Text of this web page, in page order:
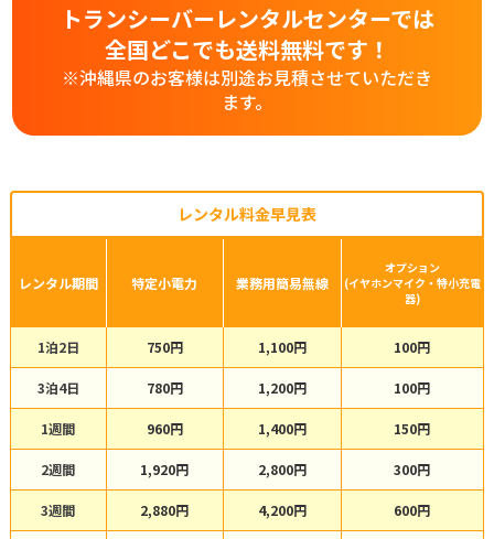
トランシーバーレンタルセンターでは
全国どこでも送料無料です！
※沖縄県のお客様は別途お見積させていただき
ます。
レンタル料金早見表
レンタル期間 特定小電力 業務用簡易無線
オプション
(イヤホンマイク・特小充電
器)
1泊2日 750円 1,100円 100円
3泊4日 780円 1,200円 100円
1週間 960円 1,400円 150円
2週間 1,920円 2,800円 300円
3週間 2,880円 4,200円 600円